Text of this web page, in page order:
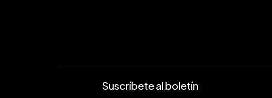
Suscríbete al boletín